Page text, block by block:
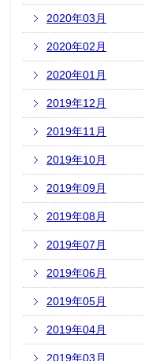
2020年03月
2020年02月
2020年01月
2019年12月
2019年11月
2019年10月
2019年09月
2019年08月
2019年07月
2019年06月
2019年05月
2019年04月
2019年03月